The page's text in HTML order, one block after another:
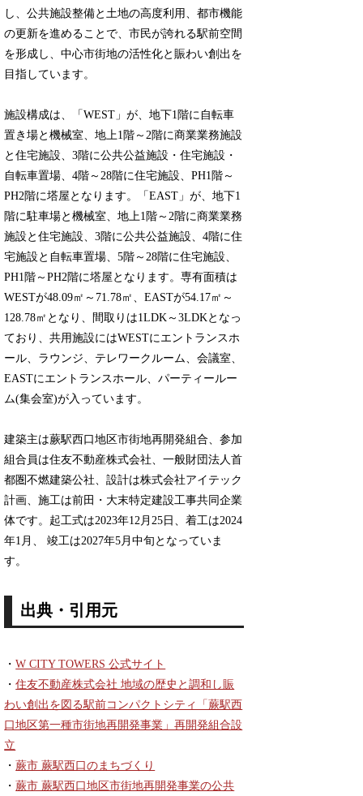
し、公共施設整備と土地の高度利用、都市機能
の更新を進めることで、市民が誇れる駅前空間
を形成し、中心市街地の活性化と賑わい創出を
目指しています。
施設構成は、「WEST」が、地下1階に自転車
置き場と機械室、地上1階～2階に商業業務施設
と住宅施設、3階に公共公益施設・住宅施設・
自転車置場、4階～28階に住宅施設、PH1階～
PH2階に塔屋となります。「EAST」が、地下1
階に駐車場と機械室、地上1階～2階に商業業務
施設と住宅施設、3階に公共公益施設、4階に住
宅施設と自転車置場、5階～28階に住宅施設、
PH1階～PH2階に塔屋となります。専有面積は
WESTが48.09㎡～71.78㎡、EASTが54.17㎡～
128.78㎡となり、間取りは1LDK～3LDKとなっ
ており、共用施設にはWESTにエントランスホ
ール、ラウンジ、テレワークルーム、会議室、
EASTにエントランスホール、パーティールー
ム(集会室)が入っています。
建築主は蕨駅西口地区市街地再開発組合、参加
組合員は住友不動産株式会社、一般財団法人首
都圏不燃建築公社、設計は株式会社アイテック
計画、施工は前田・大末特定建設工事共同企業
体です。起工式は2023年12月25日、着工は2024
年1月、 竣工は2027年5月中旬となっていま
す。
出典・引用元
・W CITY TOWERS 公式サイト
・住友不動産株式会社 地域の歴史と調和し賑
わい創出を図る駅前コンパクトシティ「蕨駅西
口地区第一種市街地再開発事業」再開発組合設
立
・ 蕨市 蕨駅西口のまちづくり
・ 蕨市 蕨駅西口地区市街地再開発事業の公共